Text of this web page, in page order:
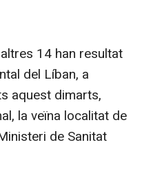
14 han resultat
del Líban, a
aquest dimarts,
la veïna localitat de
de Sanitat